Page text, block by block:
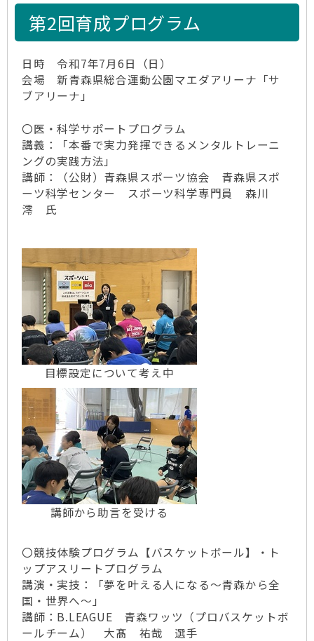
第2回育成プログラム
日時 令和7年7月6日（日）
会場 新青森県総合運動公園マエダアリーナ「サ
ブアリーナ」
〇医・科学サポートプログラム
講義：「本番で実力発揮できるメンタルトレーニ
ングの実践方法」
講師：（公財）青森県スポーツ協会 青森県スポ
ーツ科学センター スポーツ科学専門員 森川
澪 氏
目標設定について考え中
講師から助言を受ける
〇競技体験プログラム【バスケットボール】・ト
ップアスリートプログラム
講演・実技：「夢を叶える人になる～青森から全
国・世界へ～」
講師：B.LEAGUE 青森ワッツ（プロバスケットボ
ールチーム） 大髙 祐哉 選手